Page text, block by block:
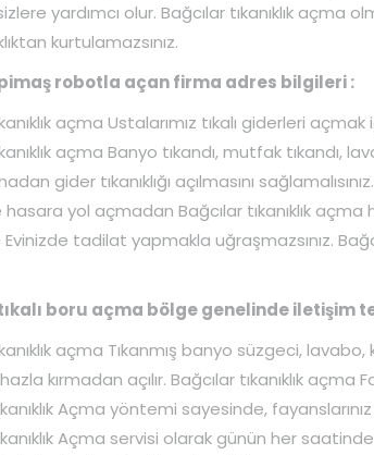
yardımcı olur. Bağcılar tıkanıklık
kurtulamazsınız.
robotla açan firma adres bilgileri :
açma Ustalarımız tıkalı giderleri
açma Banyo tıkandı, mutfak tıkandı,
gider tıkanıklığı açılmasını
yol açmadan Bağcılar tıkanıklık açma
tadilat yapmakla uğraşmazsınız.
boru açma bölge genelinde iletişim
açma Tıkanmış banyo süzgeci,
kırmadan açılır. Bağcılar tıkanıklık açma
Açma yöntemi sayesinde, fayanslarınız
Açma servisi olarak günün her